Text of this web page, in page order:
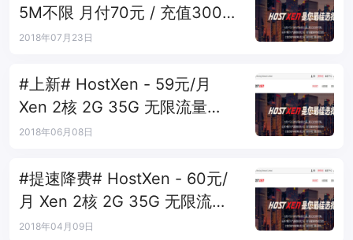
5M不限 月付70元 / 充值300送
100 所有业务可用
2018年07月23日
#上新# HostXen - 59元/月
Xen 2核 2G 35G 无限流量
5Mbps 日本大阪
2018年06月08日
#提速降费# HostXen - 60元/
月 Xen 2核 2G 35G 无限流量
7Mbps 新加坡
2018年04月09日